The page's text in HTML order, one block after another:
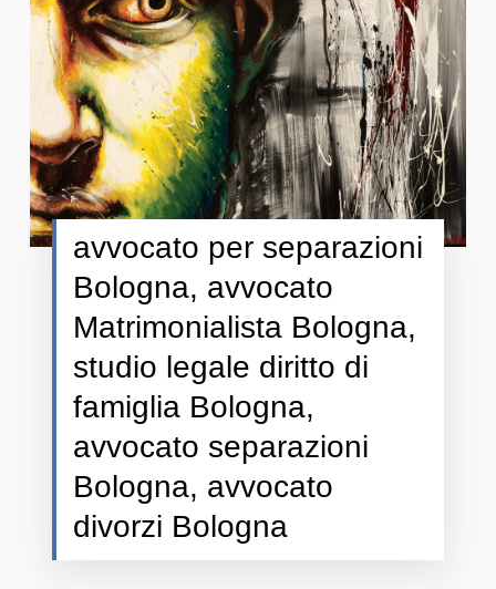
avvocato per separazioni
Bologna, avvocato
Matrimonialista Bologna,
studio legale diritto di
famiglia Bologna,
avvocato separazioni
Bologna, avvocato
divorzi Bologna